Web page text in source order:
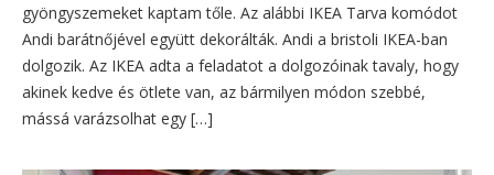
gyöngyszemeket kaptam tőle. Az alábbi IKEA Tarva komódot
Andi barátnőjével együtt dekorálták. Andi a bristoli IKEA-ban
dolgozik. Az IKEA adta a feladatot a dolgozóinak tavaly, hogy
akinek kedve és ötlete van, az bármilyen módon szebbé,
mássá varázsolhat egy […]